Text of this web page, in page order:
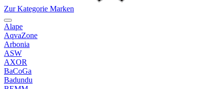
Zur Kategorie Marken
Alape
AqvaZone
Arbonia
ASW
AXOR
BaCoGa
Badundu